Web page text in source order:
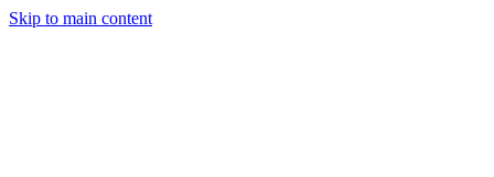
Skip to main content